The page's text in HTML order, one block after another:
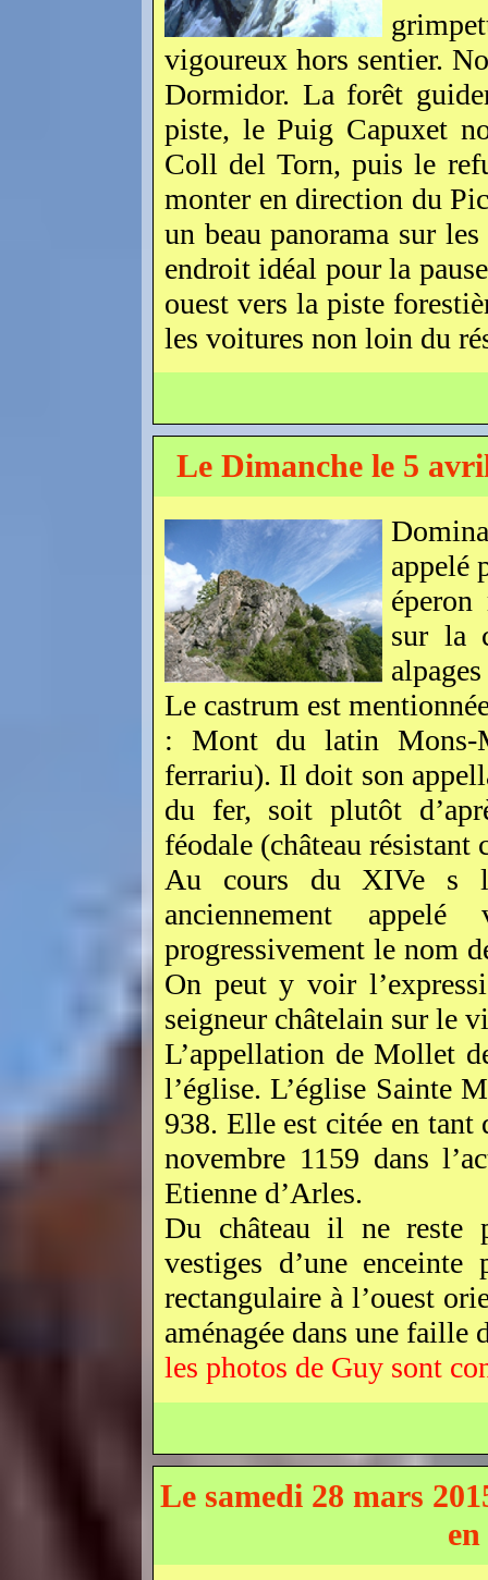
vigoureux hors sentier.
Dormidor. La forêt
piste, le Puig Capuxet
Coll del Torn, puis le
monter en direction du
un beau panorama sur
endroit idéal pour la
ouest vers la piste
les voitures non loin du
Le Dimanche le 5
appelé
sur la
Le castrum est
: Mont du latin Mons-
ferrariu). Il doit son
du fer, soit plutôt
féodale (château résistant
Au cours du XIVe s
anciennement
progressivement le nom
On peut y voir
seigneur châtelain sur le
L’appellation de Mollet
l’église. L’église Sainte
938. Elle est citée en tant
novembre 1159 dans
Etienne d’Arles.
Du château il ne reste
vestiges d’une
rectangulaire à l’ouest
aménagée dans une faille
les photos de Guy sont
Le samedi 28 mars